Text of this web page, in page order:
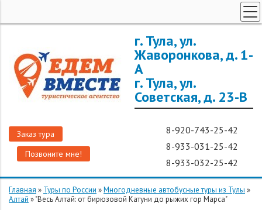
г. Тула, ул.
Жаворонкова, д. 1-
А
г. Тула, ул.
Советская, д. 23-В
Заказ тура
Позвоните мне!
8-920-743-25-42
8-933-031-25-42
8-933-032-25-42
ЗАРУБЕЖНЫЕ ТУРЫ
ТУРЫ ДЛЯ ГРУПП
ГОРЯЩИЕ ТУРЫ
Главная » Туры по России »Многодневные автобусные туры из Тулы »
Алтай »"Весь Алтай: от бирюзовой Катуни до рыжих гор Марса"